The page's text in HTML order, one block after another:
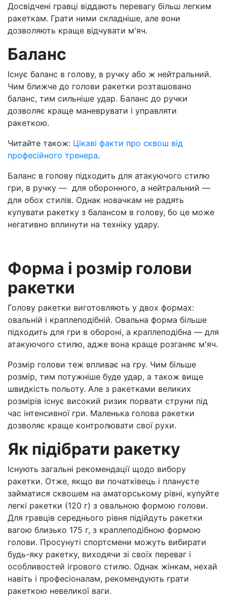
Досвідчені гравці віддають перевагу більш легким
ракеткам. Грати ними складніше, але вони
дозволяють краще відчувати м'яч.
Баланс
Існує баланс в голову, в ручку або ж нейтральний.
Чим ближче до голови ракетки розташовано
баланс, тим сильніше удар. Баланс до ручки
дозволяє краще маневрувати і управляти
ракеткою.
Читайте також: Цікаві факти про сквош від
професійного тренера.
Баланс в голову підходить для атакуючого стилю
гри, в ручку — для оборонного, а нейтральний —
для обох стилів. Однак новачкам не радять
купувати ракетку з балансом в голову, бо це може
негативно вплинути на техніку удару.
Форма і розмір голови
ракетки
Голову ракетки виготовляють у двох формах:
овальній і краплеподібній. Овальна форма більше
підходить для гри в обороні, а краплеподібна — для
атакуючого стилю, адже вона краще розганяє м'яч.
Розмір голови теж впливає на гру. Чим більше
розмір, тим потужніше буде удар, а також вище
швидкість польоту. Але з ракетками великих
розмірів існує високий ризик порвати струни під
час інтенсивної гри. Маленька голова ракетки
дозволяє краще контролювати свої рухи.
Як підібрати ракетку
Існують загальні рекомендації щодо вибору
ракетки. Отже, якщо ви початківець і плануєте
займатися сквошем на аматорському рівні, купуйте
легкі ракетки (120 г) з овальною формою голови.
Для гравців середнього рівня підійдуть ракетки
вагою близько 175 г, з краплеподібною формою
голови. Просунуті спортсмени можуть вибирати
будь-яку ракетку, виходячи зі своїх переваг і
особливостей ігрового стилю. Однак жінкам, нехай
навіть і професіоналам, рекомендують грати
ракеткою невеликої ваги.